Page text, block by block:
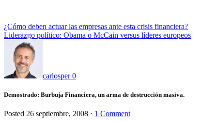
¿Cómo deben actuar las empresas ante esta crisis financiera?
Liderazgo político: Obama o McCain versus líderes europeos
carlosper 0
Demostrado: Burbuja Financiera, un arma de destrucción masiva.
Posted 26 septiembre, 2008 · 1 Comment